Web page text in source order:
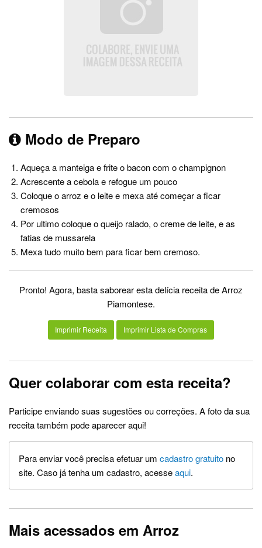
Modo de Preparo
Aqueça a manteiga e frite o bacon com o champignon
Acrescente a cebola e refogue um pouco
Coloque o arroz e o leite e mexa até começar a ficar
cremosos
Por ultimo coloque o queijo ralado, o creme de leite, e as
fatias de mussarela
Mexa tudo muito bem para ficar bem cremoso.
Pronto! Agora, basta saborear esta delícia receita de Arroz
Piamontese.
Imprimir Receita Imprimir Lista de Compras
Quer colaborar com esta receita?
Participe enviando suas sugestões ou correções. A foto da sua
receita também pode aparecer aqui!
Para enviar você precisa efetuar um cadastro gratuito no
site. Caso já tenha um cadastro, acesseaqui.
Mais acessados em Arroz